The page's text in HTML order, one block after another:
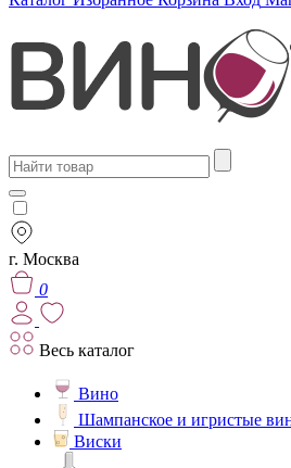
г. Москва
0
Весь каталог
Вино
Шампанское и игристые
Виски